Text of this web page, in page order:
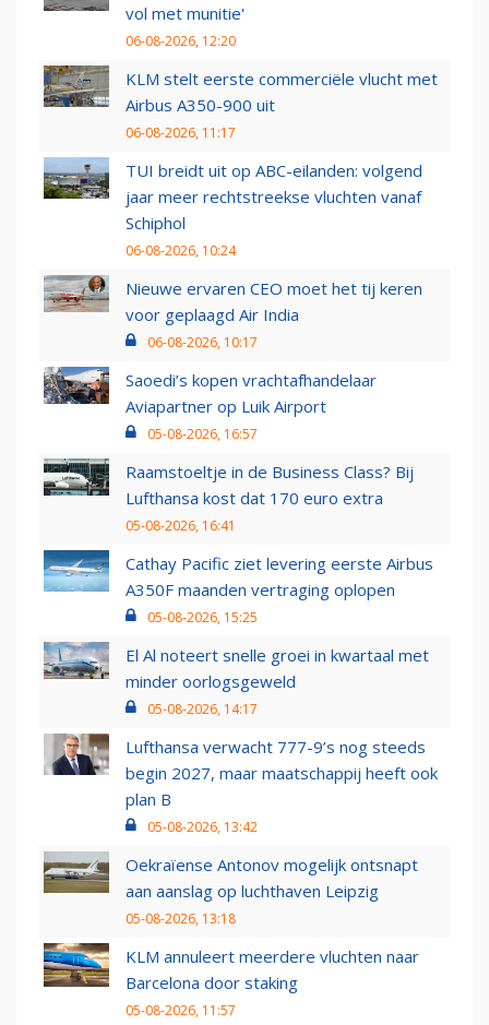
vol met munitie'
06-08-2026, 12:20
KLM stelt eerste commerciële vlucht met
Airbus A350-900 uit
06-08-2026, 11:17
TUI breidt uit op ABC-eilanden: volgend
jaar meer rechtstreekse vluchten vanaf
Schiphol
06-08-2026, 10:24
Nieuwe ervaren CEO moet het tij keren
voor geplaagd Air India
06-08-2026, 10:17
Saoedi’s kopen vrachtafhandelaar
Aviapartner op Luik Airport
05-08-2026, 16:57
Raamstoeltje in de Business Class? Bij
Lufthansa kost dat 170 euro extra
05-08-2026, 16:41
Cathay Pacific ziet levering eerste Airbus
A350F maanden vertraging oplopen
05-08-2026, 15:25
El Al noteert snelle groei in kwartaal met
minder oorlogsgeweld
05-08-2026, 14:17
Lufthansa verwacht 777-9’s nog steeds
begin 2027, maar maatschappij heeft ook
plan B
05-08-2026, 13:42
Oekraïense Antonov mogelijk ontsnapt
aan aanslag op luchthaven Leipzig
05-08-2026, 13:18
KLM annuleert meerdere vluchten naar
Barcelona door staking
05-08-2026, 11:57